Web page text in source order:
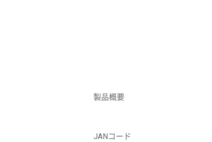
製品概要
JANコード